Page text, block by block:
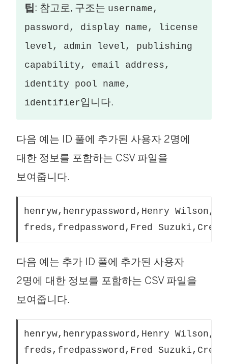
팁: 참고로, 구조는 username,
password, display name, license
level, admin level, publishing
capability, email address,
identity pool name,
identifier입니다.
다음 예는 ID 풀에 추가된 사용자 2명에
대한 정보를 포함하는 CSV 파일을
보여줍니다.
henryw,henrypassword,Henry
freds,fredpassword,Fred
다음 예는 추가 ID 풀에 추가된 사용자
2명에 대한 정보를 포함하는 CSV 파일을
보여줍니다.
henryw,henrypassword,Henry
freds,fredpassword,Fred